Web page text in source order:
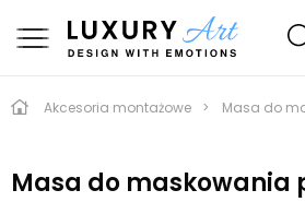
Akcesoria montażowe Masa do
Masa do maskowania